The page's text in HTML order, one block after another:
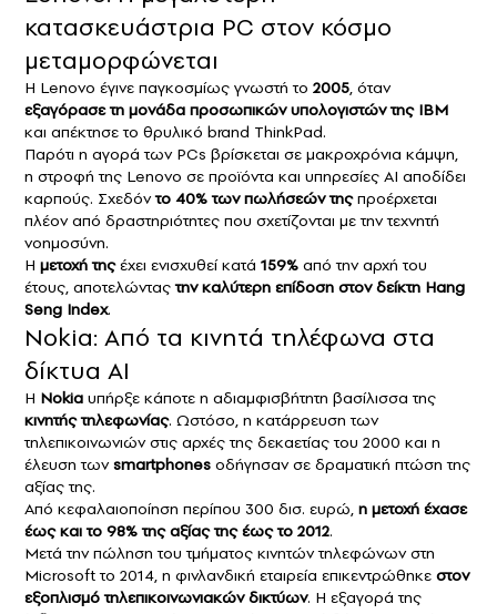
κατασκευάστρια PC στον κόσμο
μεταμορφώνεται
Η Lenovo έγινε παγκοσμίως γνωστή το 2005, όταν
εξαγόρασε τη μονάδα προσωπικών υπολογιστών της IBM
και απέκτησε το θρυλικό brand ThinkPad.
Παρότι η αγορά των PCs βρίσκεται σε μακροχρόνια κάμψη,
η στροφή της Lenovo σε προϊόντα και υπηρεσίες AI αποδίδει
καρπούς. Σχεδόντο 40% των πωλήσεών τηςπροέρχεται
πλέον από δραστηριότητες που σχετίζονται με την τεχνητή
νοημοσύνη.
Η μετοχή τηςέχει ενισχυθεί κατά 159% από την αρχή του
έτους, αποτελώνταςτην καλύτερη επίδοση στον δείκτη Hang
Seng Index.
Nokia: Από τα κινητά τηλέφωνα στα
δίκτυα AI
Η Nokia υπήρξε κάποτε η αδιαμφισβήτητη βασίλισσα της
κινητής τηλεφωνίας. Ωστόσο, η κατάρρευση των
τηλεπικοινωνιών στις αρχές της δεκαετίας του 2000 και η
έλευση τωνsmartphones οδήγησαν σε δραματική πτώση της
αξίας της.
Από κεφαλαιοποίηση περίπου 300 δισ. ευρώ, η μετοχή έχασε
έως και το 98% της αξίας της έως το 2012.
Μετά την πώληση του τμήματος κινητών τηλεφώνων στη
Microsoft το 2014, η φινλανδική εταιρεία επικεντρώθηκε στον
εξοπλισμό τηλεπικοινωνιακών δικτύων. Η εξαγορά της